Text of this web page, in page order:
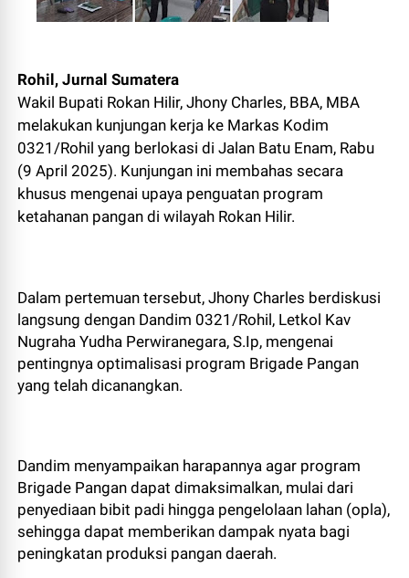
Rohil, Jurnal Sumatera
Wakil Bupati Rokan Hilir, Jhony Charles, BBA, MBA
melakukan kunjungan kerja ke Markas Kodim
0321/Rohil yang berlokasi di Jalan Batu Enam, Rabu
(9 April 2025). Kunjungan ini membahas secara
khusus mengenai upaya penguatan program
ketahanan pangan di wilayah Rokan Hilir.
Dalam pertemuan tersebut, Jhony Charles berdiskusi
langsung dengan Dandim 0321/Rohil, Letkol Kav
Nugraha Yudha Perwiranegara, S.Ip, mengenai
pentingnya optimalisasi program Brigade Pangan
yang telah dicanangkan.
Dandim menyampaikan harapannya agar program
Brigade Pangan dapat dimaksimalkan, mulai dari
penyediaan bibit padi hingga pengelolaan lahan (opla),
sehingga dapat memberikan dampak nyata bagi
peningkatan produksi pangan daerah.